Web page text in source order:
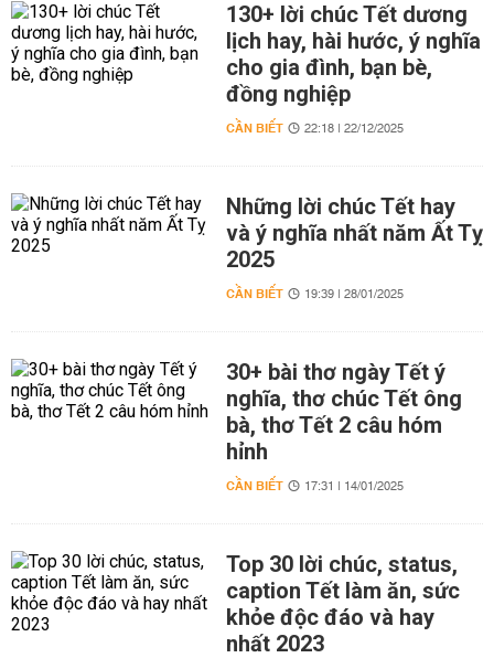
130+ lời chúc Tết dương
lịch hay, hài hước, ý nghĩa
cho gia đình, bạn bè,
đồng nghiệp
CẦN BIẾT 22:18 | 22/12/2025
Những lời chúc Tết hay
và ý nghĩa nhất năm Ất Tỵ
2025
CẦN BIẾT 19:39 | 28/01/2025
30+ bài thơ ngày Tết ý
nghĩa, thơ chúc Tết ông
bà, thơ Tết 2 câu hóm
hỉnh
CẦN BIẾT 17:31 | 14/01/2025
Top 30 lời chúc, status,
caption Tết làm ăn, sức
khỏe độc đáo và hay
nhất 2023